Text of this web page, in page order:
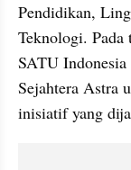
Pendidikan,
Teknologi.
SATU Indonesia
Sejahtera Astra
inisiatif yang